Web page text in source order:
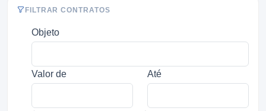
FILTRAR CONTRATOS
Objeto
Valor de Até